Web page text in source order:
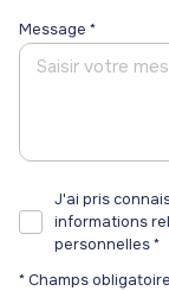
Message *
J'ai pris
informations
personnelles *
* Champs